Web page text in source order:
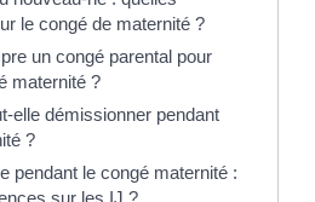
le congé de maternité ?
un congé parental pour
maternité ?
elle démissionner pendant
?
pendant le congé maternité :
sur les IJ ?